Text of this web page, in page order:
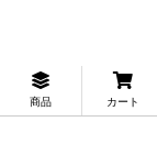
商品 カート